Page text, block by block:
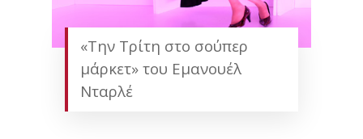
«Την Τρίτη στο σούπερ
μάρκετ» του Εμανουέλ
Νταρλέ